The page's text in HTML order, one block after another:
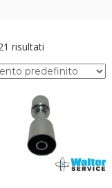
risultati